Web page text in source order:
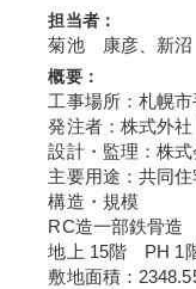
担当者：
菊池 康彦、新
概要：
工事場所：札幌
発注者：株式外
設計・監理：株
主要用途：共同住
構造・規模
RC造一部鉄骨造
地上 15階 PH 1
敷地面積：